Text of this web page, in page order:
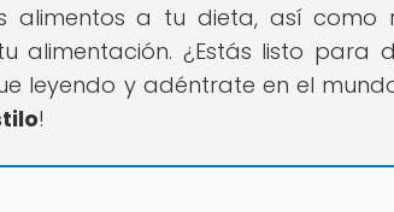
alimentos a tu dieta, así como
alimentación. ¿Estás listo para
leyendo y adéntrate en el
!